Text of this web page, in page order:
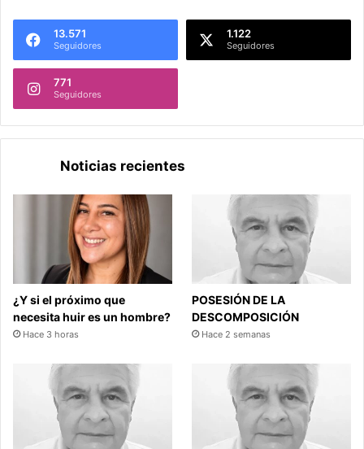
13.571
Seguidores
1.122
Seguidores
771
Seguidores
Noticias recientes
¿Y si el próximo que
necesita huir es un hombre?
Hace 3 horas
POSESIÓN DE LA
DESCOMPOSICIÓN
Hace 2 semanas